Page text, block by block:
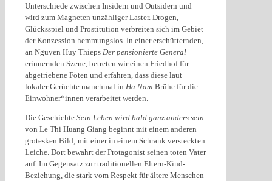
Unterschiede zwischen Insidern und Outsidern und
wird zum Magneten unzähliger Laster. Drogen,
Glücksspiel und Prostitution verbreiten sich im Gebiet
der Konzession hemmungslos. In einer erschütternden,
an Nguyen Huy Thieps Der pensionierte General
erinnernden Szene, betreten wir einen Friedhof für
abgetriebene Föten und erfahren, dass diese laut
lokaler Gerüchte manchmal in Ha Nam-Brühe für die
Einwohner*innen verarbeitet werden.
Die Geschichte Sein Leben wird bald ganz anders sein
von Le Thi Huang Giang beginnt mit einem anderen
grotesken Bild; mit einer in einem Schrank versteckten
Leiche. Dort bewahrt der Protagonist seinen toten Vater
auf. Im Gegensatz zur traditionellen Eltern-Kind-
Beziehung, die stark vom Respekt für ältere Menschen